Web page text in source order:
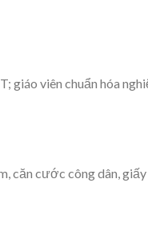
giáo viên chuẩn hóa
căn cước công dân, giấy